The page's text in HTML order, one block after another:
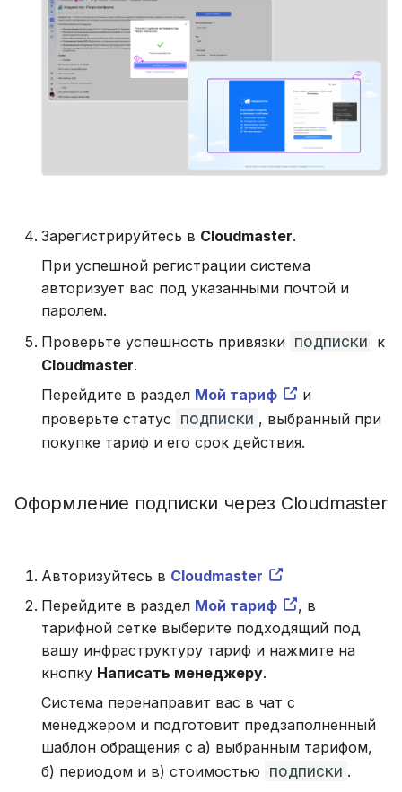
Зарегистрируйтесь в Cloudmaster.
При успешной регистрации система
авторизует вас под указанными почтой и
паролем.
Проверьте успешность привязки подписки к
Cloudmaster.
Перейдите в раздел Мой тариф
и
проверьте статус подписки , выбранный при
покупке тариф и его срок действия.
Оформление подписки через Cloudmaster
Авторизуйтесь в Cloudmaster
Перейдите в раздел Мой тариф
, в
тарифной сетке выберите подходящий под
вашу инфраструктуру тариф и нажмите на
кнопку Написать менеджеру.
Система перенаправит вас в чат с
менеджером и подготовит предзаполненный
шаблон обращения с а) выбранным тарифом,
б) периодом и в) стоимостью подписки .